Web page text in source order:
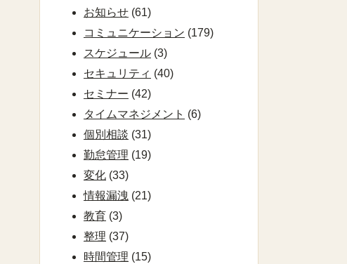
お知らせ (61)
コミュニケーション (179)
スケジュール (3)
セキュリティ (40)
セミナー (42)
タイムマネジメント (6)
個別相談 (31)
勤怠管理 (19)
変化 (33)
情報漏洩 (21)
教育 (3)
整理 (37)
時間管理 (15)